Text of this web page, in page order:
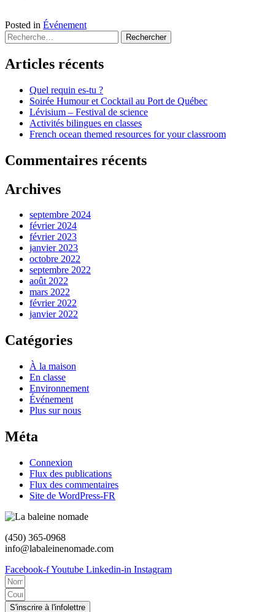
Posted in Événement
Rechercher :
Articles récents
Quel requin es-tu ?
Soirée Humour et Cocktail au Port de Québec
Lévisium – Festival de science
Activités bilingues en classes
French ocean themed resources for your classroom
Commentaires récents
Archives
septembre 2024
février 2024
février 2023
janvier 2023
octobre 2022
septembre 2022
août 2022
mars 2022
février 2022
janvier 2022
Catégories
À la maison
En classe
Environnement
Événement
Plus sur nous
Méta
Connexion
Flux des publications
Flux des commentaires
Site de WordPress-FR
(450) 365-0968
info@labaleinenomade.com
Facebook-fYoutube Linkedin-in Instagram
S'inscrire à l'infolettre